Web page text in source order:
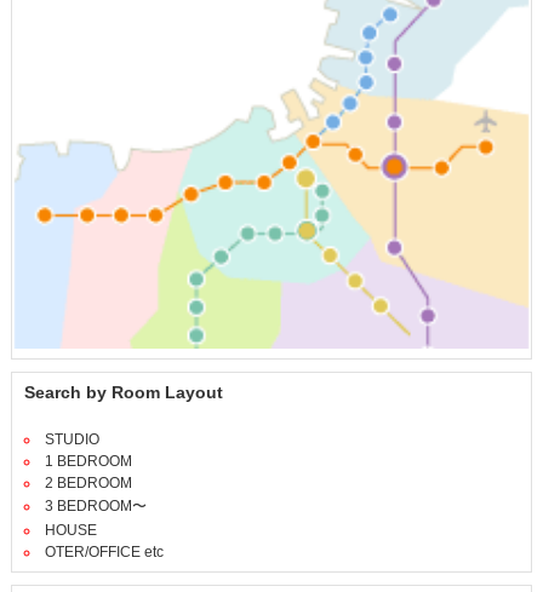
Search by Room Layout
STUDIO
1 BEDROOM
2 BEDROOM
3 BEDROOM〜
HOUSE
OTER/OFFICE etc